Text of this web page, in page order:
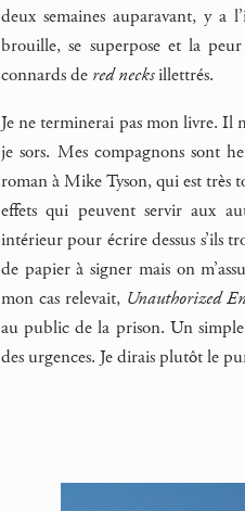
deux semaines auparavant, y a
brouille, se superpose et la
connards de red necksillettrés.
Je ne terminerai pas mon livre. Il
je sors. Mes compagnons sont
roman à Mike Tyson, qui est très
effets qui peuvent servir aux
intérieur pour écrire dessus s’ils
de papier à signer mais on
mon cas relevait, Unauthorized
au public de la prison. Un simple
des urgences. Je dirais plutôt le